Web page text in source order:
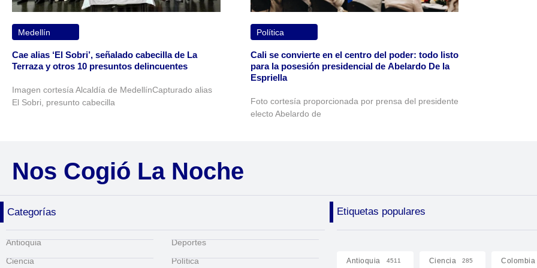
Medellín
Cae alias ‘El Sobri’, señalado cabecilla de La
Terraza y otros 10 presuntos delincuentes
Imagen cortesía Alcaldía de MedellínCapturado alias
El Sobri, presunto cabecilla
Política
Cali se convierte en el centro del poder: todo listo
para la posesión presidencial de Abelardo De la
Espriella
Foto cortesía proporcionada por prensa del presidente
electo Abelardo de
Nos Cogió La Noche
Categorías Etiquetas populares
Antioquia
Ciencia
Deportes
Política
Antioquia 4511 Ciencia 285 Colombia